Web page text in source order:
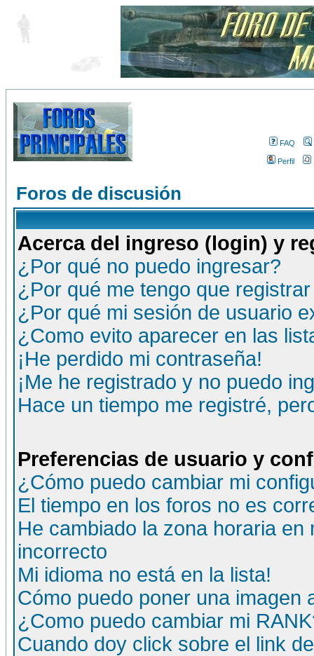
FAQ
Perfil
Foros de discusión
Acerca del ingreso (login) y
¿Por qué no puedo ingresar?
¿Por qué me tengo que
¿Por qué mi sesión de usuario
¿Como evito aparecer en las
¡He perdido mi contraseña!
¡Me he registrado y no puedo
Hace un tiempo me registré,
Preferencias de usuario y
¿Cómo puedo cambiar mi
El tiempo en los foros no es
He cambiado la zona horaria
incorrecto
Mi idioma no está en la lista!
Cómo puedo poner una imagen
¿Como puedo cambiar mi
Cuando doy click sobre el link